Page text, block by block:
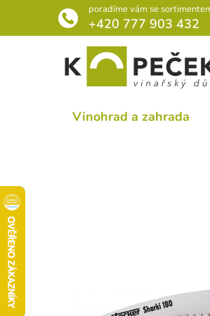
obsah
poradíme vám se
+420 777 903 432
Rádce
Vinohrad a zahrada